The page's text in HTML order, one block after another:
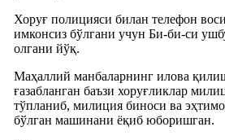
Хоруғ полицияси билан телефон
имконсиз бўлгани учун Би-би-си
олгани йўқ.
Маҳаллий манбаларнинг илова
ғазабланган баъзи хоруғликлар
тўпланиб, милиция биноси ва
бўлган машинани ёқиб юборишган.